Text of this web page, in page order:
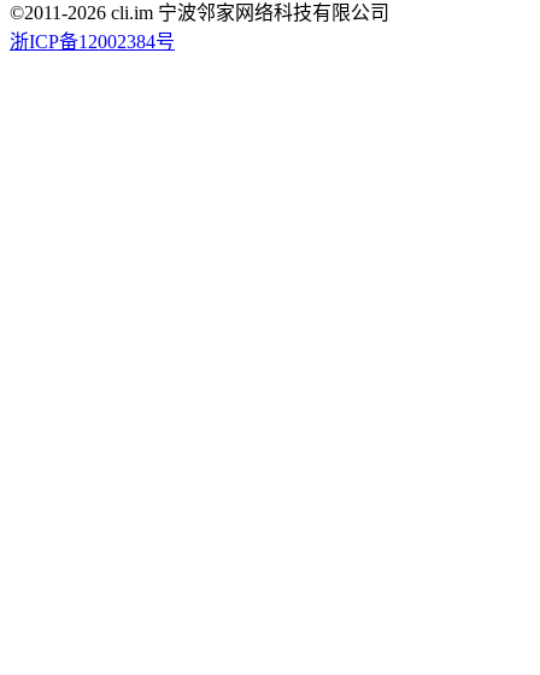
©2011-2026 cli.im 宁波邻家网络科技有限公司
浙ICP备12002384号